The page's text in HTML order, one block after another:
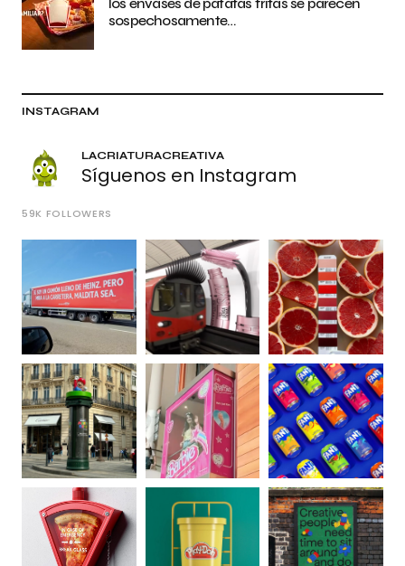
los envases de patatas fritas se parecen
sospechosamente…
INSTAGRAM
LACRIATURACREATIVA
Síguenos en Instagram
59K FOLLOWERS